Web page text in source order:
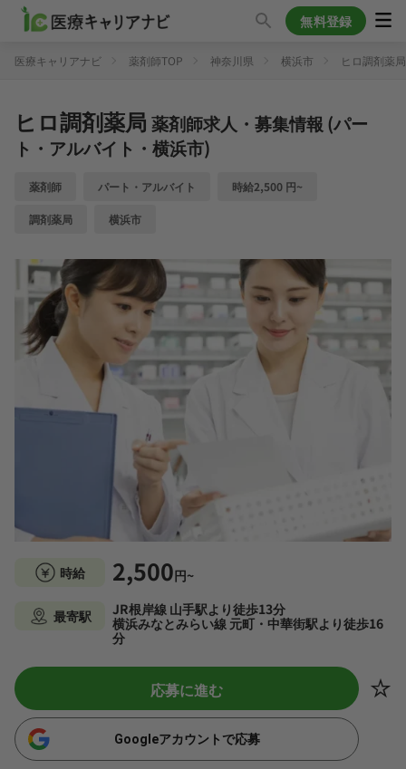
無料登録
医療キャリアナビ 薬剤師TOP 神奈川県 横浜市 ヒロ調剤薬局
ヒロ調剤薬局 薬剤師求人・募集情報 (パー
ト・アルバイト・横浜市)
薬剤師 パート・アルバイト 時給2,500 円~
調剤薬局 横浜市
時給 2,500円~
最寄駅
JR根岸線 山手駅より徒歩13分
横浜みなとみらい線 元町・中華街駅より徒歩16
分
応募に進む
Googleアカウントで応募